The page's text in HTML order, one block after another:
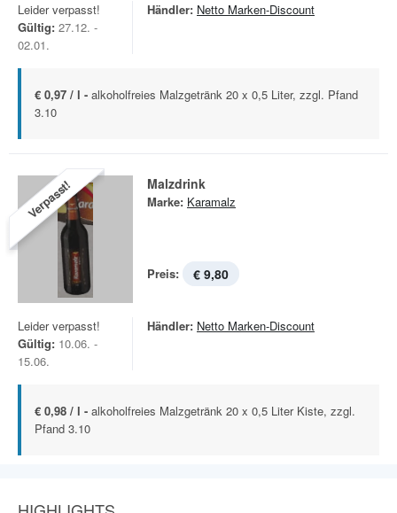
Leider verpasst!
Gültig: 27.12. -
02.01.
Händler: Netto Marken-Discount
€ 0,97 / l - alkoholfreies Malzgetränk 20 x 0,5 Liter, zzgl. Pfand
3.10
Verpasst! Malzdrink
Marke: Karamalz
Preis: € 9,80
Leider verpasst!
Gültig: 10.06. -
15.06.
Händler: Netto Marken-Discount
€ 0,98 / l - alkoholfreies Malzgetränk 20 x 0,5 Liter Kiste, zzgl.
Pfand 3.10